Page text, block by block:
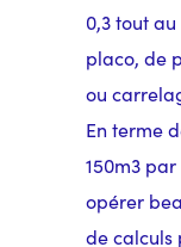
0,3 tout
placo, de
ou
En terme
150m3
opérer
de calculs